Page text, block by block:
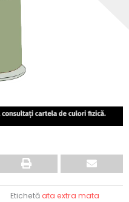
Etichetă ata extra mata